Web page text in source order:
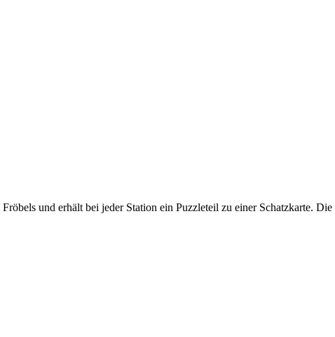
und erhält bei jeder Station ein Puzzleteil zu einer Schatzkarte.